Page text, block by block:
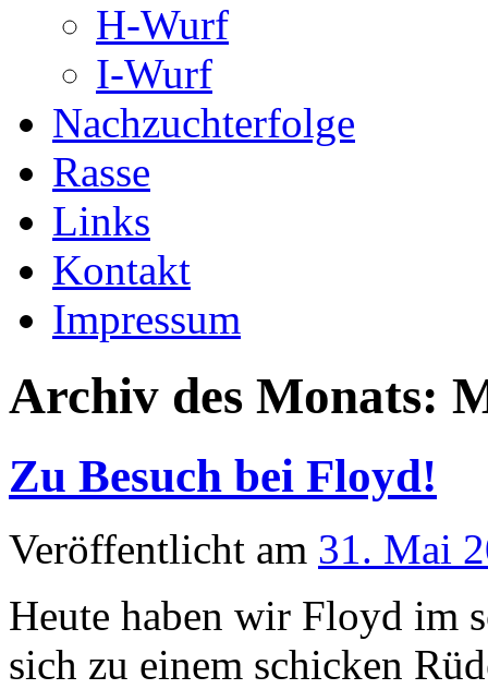
H-Wurf
I-Wurf
Nachzuchterfolge
Rasse
Links
Kontakt
Impressum
Archiv des Monats:
Zu Besuch bei Floyd!
Veröffentlicht am 31. Mai
Heute haben wir Floyd im
sich zu einem schicken